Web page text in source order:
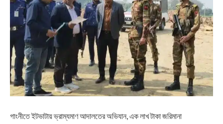
গাংনীতে ইটভাটায় ভ্রাম্যমাণ আদালতের অভিযান, এক লাখ টাকা জরিমানা